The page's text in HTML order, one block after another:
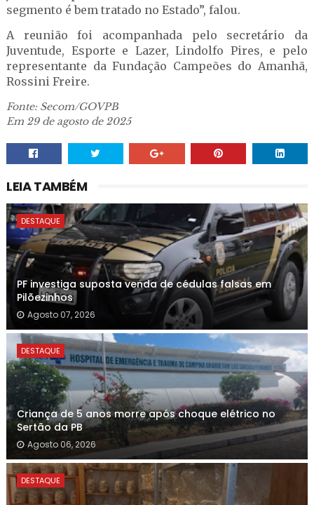
segmento é bem tratado no Estado”, falou.
A reunião foi acompanhada pelo secretário da
Juventude, Esporte e Lazer, Lindolfo Pires, e pelo
representante da Fundação Campeões do Amanhã,
Rossini Freire.
Fonte: Secom/GOVPB
Em 29 de agosto de 2025
LEIA TAMBÉM
DESTAQUE
PF investiga suposta venda de cédulas falsas em
Pilõezinhos
Agosto 07, 2026
DESTAQUE
Criança de 5 anos morre após choque elétrico no
Sertão da PB
Agosto 06, 2026
DESTAQUE